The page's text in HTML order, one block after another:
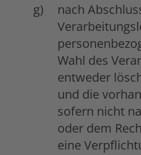
nach
Wahl des
entweder
und die
sofern nicht
oder dem
eine